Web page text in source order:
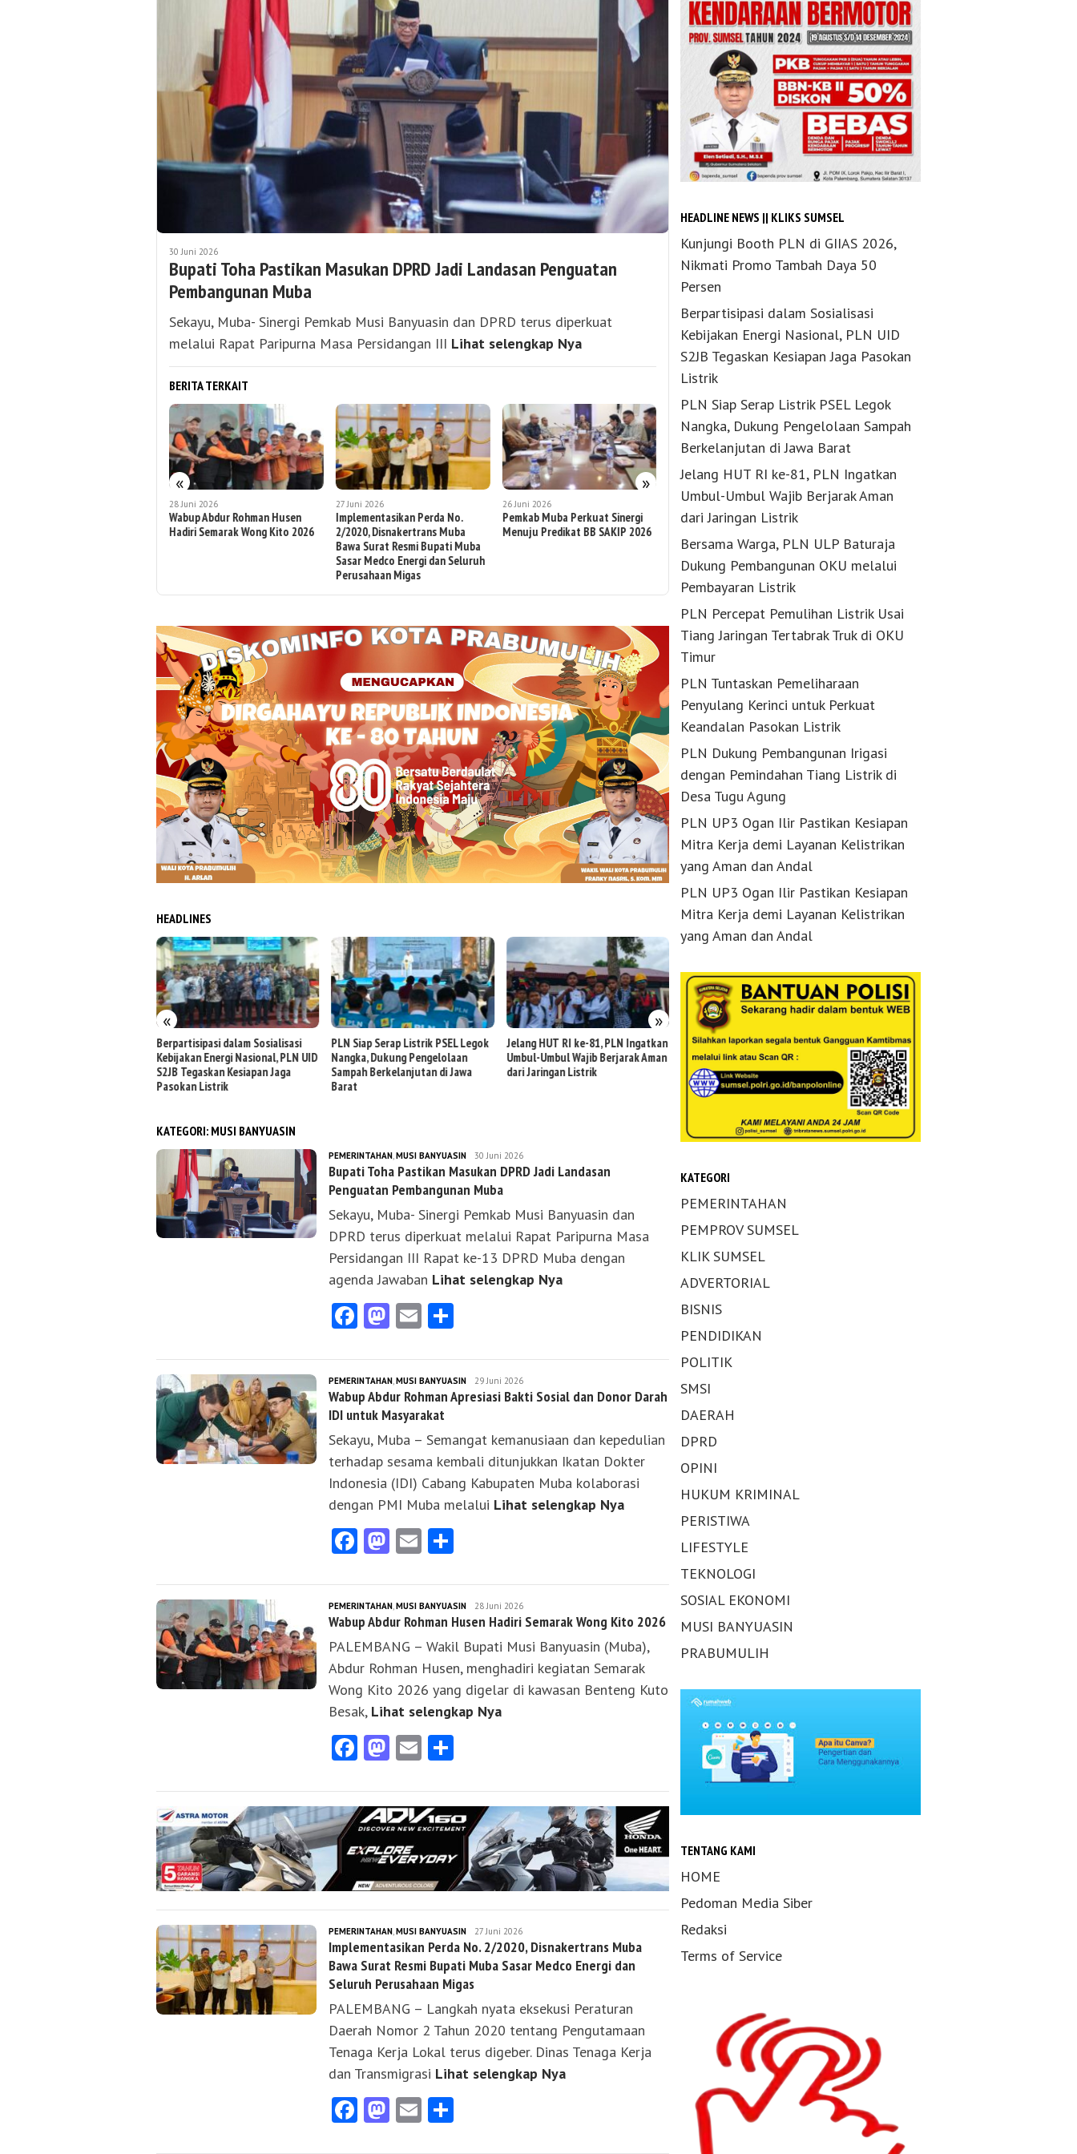
30 Juni 2026
Bupati Toha Pastikan Masukan DPRD Jadi Landasan Penguatan
Pembangunan Muba
Sekayu, Muba- Sinergi Pemkab Musi Banyuasin dan DPRD terus diperkuat
melalui Rapat Paripurna Masa Persidangan III Lihat selengkap Nya
BERITA TERKAIT
« »
28 Juni 2026
Wabup Abdur Rohman Husen
Hadiri Semarak Wong Kito 2026
27 Juni 2026
Implementasikan Perda No.
2/2020, Disnakertrans Muba
Bawa Surat Resmi Bupati Muba
Sasar Medco Energi dan Seluruh
Perusahaan Migas
26 Juni 2026
Pemkab Muba Perkuat Sinergi
Menuju Predikat BB SAKIP 2026
25 Juni 2026
Wabup Muba Tekankan
Potensi Migas, RUPS Muba
Energy Setujui Dividen Rp 8
Miliar
24 Juni 2026
Dorong Penyerapan Tenaga Kerja
Lokal Bersertifikasi dan
Transparansi Lowongan Kerja
HEADLINES
« »
Berpartisipasi dalam Sosialisasi
Kebijakan Energi Nasional, PLN UID
S2JB Tegaskan Kesiapan Jaga
Pasokan Listrik
PLN Siap Serap Listrik PSEL Legok
Nangka, Dukung Pengelolaan
Sampah Berkelanjutan di Jawa
Barat
Jelang HUT RI ke-81, PLN Ingatkan
Umbul-Umbul Wajib Berjarak Aman
dari Jaringan Listrik
Bersama Warga, PLN ULP Baturaja
Dukung Pembangunan OKU
melalui Pembayaran Listrik
PLN Percepat Pemulihan Listrik
Usai Tiang Jaringan Tertabrak Truk
di OKU Timur
KATEGORI: MUSI BANYUASIN
PEMERINTAHAN MUSI BANYUASIN KLIKS
SUMSEL
30 Juni 2026
Bupati Toha Pastikan Masukan DPRD Jadi Landasan
Penguatan Pembangunan Muba
Sekayu, Muba- Sinergi Pemkab Musi Banyuasin dan
DPRD terus diperkuat melalui Rapat Paripurna Masa
Persidangan III Rapat ke-13 DPRD Muba dengan
agenda Jawaban Lihat selengkap Nya
Facebook
Mastodon
Email
PEMERINTAHAN MUSI BANYUASIN KLIKS
SUMSEL
29 Juni 2026
Wabup Abdur Rohman Apresiasi Bakti Sosial dan Donor Darah
IDI untuk Masyarakat
Sekayu, Muba – Semangat kemanusiaan dan kepedulian
terhadap sesama kembali ditunjukkan Ikatan Dokter
Indonesia (IDI) Cabang Kabupaten Muba kolaborasi
dengan PMI Muba melalui Lihat selengkap Nya
Facebook
Mastodon
Email
PEMERINTAHAN MUSI BANYUASIN KLIKS
SUMSEL
28 Juni 2026
Wabup Abdur Rohman Husen Hadiri Semarak Wong Kito 2026
PALEMBANG – Wakil Bupati Musi Banyuasin (Muba),
Abdur Rohman Husen, menghadiri kegiatan Semarak
Wong Kito 2026 yang digelar di kawasan Benteng Kuto
Besak, Lihat selengkap Nya
Facebook
Mastodon
Email
PEMERINTAHAN,MUSI BANYUASIN KLIKS
SUMSEL
27 Juni 2026
Implementasikan Perda No. 2/2020, Disnakertrans Muba
Bawa Surat Resmi Bupati Muba Sasar Medco Energi dan
Seluruh Perusahaan Migas
PALEMBANG – Langkah nyata eksekusi Peraturan
Daerah Nomor 2 Tahun 2020 tentang Pengutamaan
Tenaga Kerja Lokal terus digeber. Dinas Tenaga Kerja
dan Transmigrasi Lihat selengkap Nya
Facebook
Mastodon
Email
HEADLINE NEWS || KLIKS SUMSEL
Kunjungi Booth PLN di GIIAS 2026,
Nikmati Promo Tambah Daya 50
Persen
Berpartisipasi dalam Sosialisasi
Kebijakan Energi Nasional, PLN UID
S2JB Tegaskan Kesiapan Jaga Pasokan
Listrik
PLN Siap Serap Listrik PSEL Legok
Nangka, Dukung Pengelolaan Sampah
Berkelanjutan di Jawa Barat
Jelang HUT RI ke-81, PLN Ingatkan
Umbul-Umbul Wajib Berjarak Aman
dari Jaringan Listrik
Bersama Warga, PLN ULP Baturaja
Dukung Pembangunan OKU melalui
Pembayaran Listrik
PLN Percepat Pemulihan Listrik Usai
Tiang Jaringan Tertabrak Truk di OKU
Timur
PLN Tuntaskan Pemeliharaan
Penyulang Kerinci untuk Perkuat
Keandalan Pasokan Listrik
PLN Dukung Pembangunan Irigasi
dengan Pemindahan Tiang Listrik di
Desa Tugu Agung
PLN UP3 Ogan Ilir Pastikan Kesiapan
Mitra Kerja demi Layanan Kelistrikan
yang Aman dan Andal
PLN UP3 Ogan Ilir Pastikan Kesiapan
Mitra Kerja demi Layanan Kelistrikan
yang Aman dan Andal
KATEGORI
PEMERINTAHAN
PEMPROV SUMSEL
KLIK SUMSEL
ADVERTORIAL
BISNIS
PENDIDIKAN
POLITIK
SMSI
DAERAH
DPRD
OPINI
HUKUM KRIMINAL
PERISTIWA
LIFESTYLE
TEKNOLOGI
SOSIAL EKONOMI
MUSI BANYUASIN
PRABUMULIH
TENTANG KAMI
HOME
Pedoman Media Siber
Redaksi
Terms of Service